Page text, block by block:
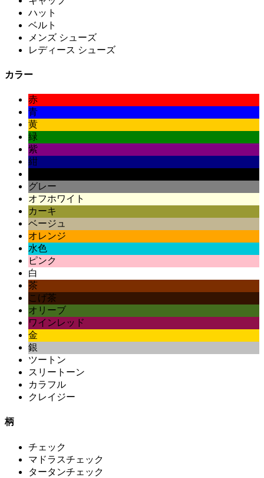
ハット
ベルト
メンズ シューズ
レディース シューズ
カラー
赤
青
黄
緑
紫
紺
グレー
オフホワイト
カーキ
ベージュ
オレンジ
水色
ピンク
白
茶
こげ茶
オリーブ
ワインレッド
金
銀
ツートン
スリートーン
カラフル
クレイジー
柄
チェック
マドラスチェック
タータンチェック